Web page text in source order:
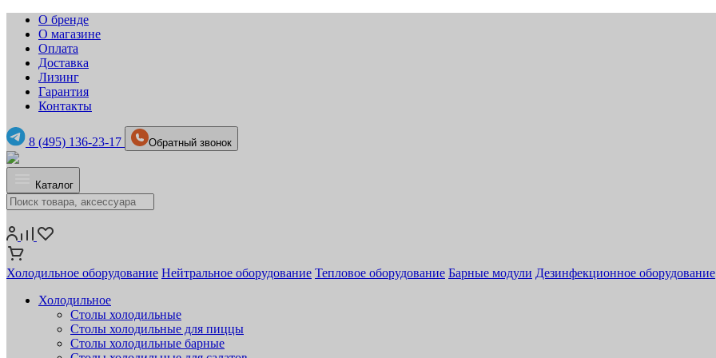
О бренде
О магазине
Оплата
Доставка
Лизинг
Гарантия
Контакты
8 (495) 136-23-17 Обратный звонок
Каталог
Холодильное оборудование Нейтральное оборудование Тепловое оборудование Барные модули Дезинфекционное оборудование
Холодильное
Столы холодильные
Столы холодильные для пиццы
Столы холодильные барные